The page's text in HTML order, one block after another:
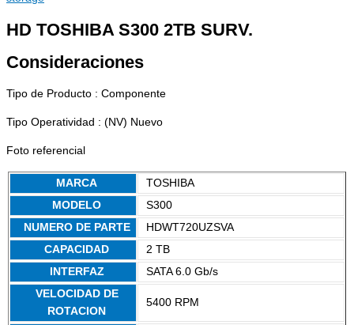
HD TOSHIBA S300 2TB SURV.
Consideraciones
Tipo de Producto : Componente
Tipo Operatividad : (NV) Nuevo
Foto referencial
MARCA
TOSHIBA
MODELO
S300
NUMERO DE PARTE
HDWT720UZSVA
CAPACIDAD
2 TB
INTERFAZ
SATA 6.0 Gb/s
VELOCIDAD DE
ROTACION
5400 RPM